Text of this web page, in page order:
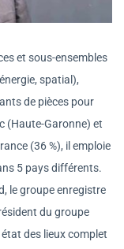
et sous-ensembles
spatial),
de pièces pour
(Haute-Garonne) et
(36 %), il emploie
5 pays différents.
le groupe enregistre
du groupe
des lieux complet